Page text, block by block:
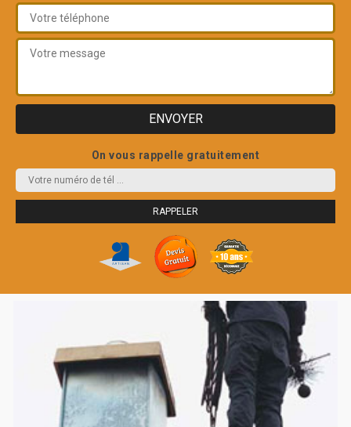
On vous rappelle gratuitement